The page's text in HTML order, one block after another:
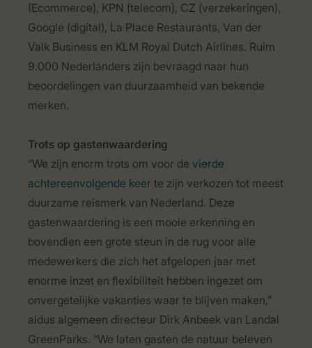
(Ecommerce), KPN (telecom), CZ (verzekeringen),
Google (digital), La Place Restaurants, Van der
Valk Business en KLM Royal Dutch Airlines. Ruim
9.000 Nederlanders zijn bevraagd naar hun
beoordelingen van duurzaamheid van bekende
merken.
Trots op gastenwaardering
“We zijn enorm trots om voor de vierde
achtereenvolgende keer te zijn verkozen tot meest
duurzame reismerk van Nederland. Deze
gastenwaardering is een mooie erkenning en
bovendien een grote steun in de rug voor alle
medewerkers die zich het afgelopen jaar met
enorme inzet en flexibiliteit hebben ingezet om
onvergetelijke vakanties waar te blijven maken,”
aldus algemeen directeur Dirk Anbeek van Landal
GreenParks. “We laten gasten de natuur beleven